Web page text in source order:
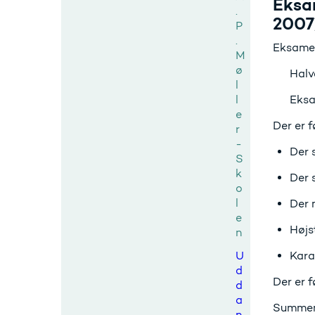
.
P
.
M
ø
l
l
e
r
-
S
k
o
l
e
n
U
d
d
a
Der er
Der
Der
Der
Der er